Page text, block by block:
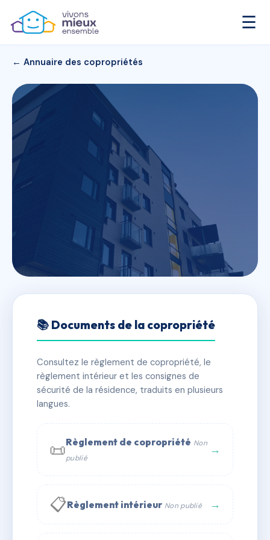
☰
← Annuaire des copropriétés
33 RUE ERNEST RENAN
✓ Immatriculée 🏠 10 lots 🏗 1 bâtiment(s)
📞 Contacter Syndic Digital
📚 Documents de la copropriété
Consultez le règlement de copropriété, le
règlement intérieur et les consignes de
sécurité de la résidence, traduits en plusieurs
langues.
📜Règlement de copropriété Non
publié
→
📋Règlement intérieur Non publié →